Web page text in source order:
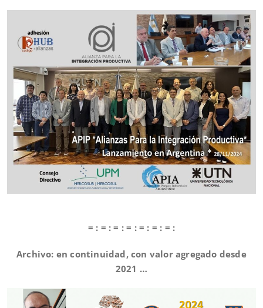
= : = : = : = : = : = : = :
Archivo: en continuidad, con valor agregado desde
2021 …